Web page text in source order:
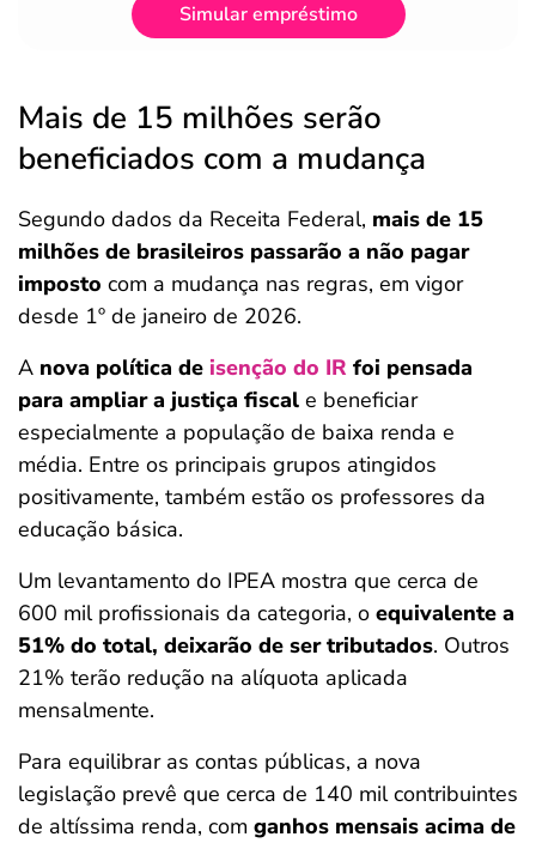
Simular empréstimo
Mais de 15 milhões serão
beneficiados com a mudança
Segundo dados da Receita Federal, mais de 15
milhões de brasileiros passarão a não pagar
imposto com a mudança nas regras, em vigor
desde 1º de janeiro de 2026.
A nova política de isenção do IR foi pensada
para ampliar a justiça fiscal e beneficiar
especialmente a população de baixa renda e
média. Entre os principais grupos atingidos
positivamente, também estão os professores da
educação básica.
Um levantamento do IPEA mostra que cerca de
600 mil profissionais da categoria, o equivalente a
51% do total, deixarão de ser tributados. Outros
21% terão redução na alíquota aplicada
mensalmente.
Para equilibrar as contas públicas, a nova
legislação prevê que cerca de 140 mil contribuintes
de altíssima renda, com ganhos mensais acima de